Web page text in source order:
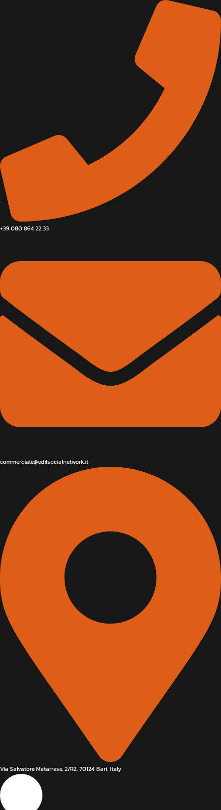
+39 080 864 22 33
commerciale@edilsocialnetwork.it
Via Salvatore Matarrese, 2/R2, 70124 Bari, Italy